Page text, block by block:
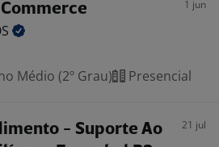
1 jun
Médio (2º Grau) Presencial
- Suporte Ao
21 jul